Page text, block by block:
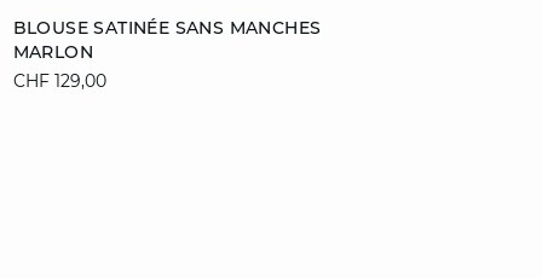
BLOUSE SATINÉE SANS MANCHES
MARLON
CHF 129,00
Ajouter au panier
38